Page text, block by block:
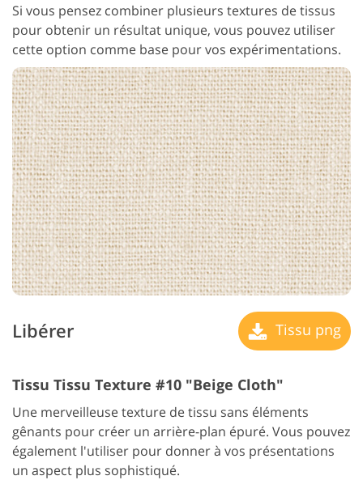
Si vous pensez combiner plusieurs textures de tissus
pour obtenir un résultat unique, vous pouvez utiliser
cette option comme base pour vos expérimentations.
Libérer Tissu png
Tissu Tissu Texture #10 "Beige Cloth"
Une merveilleuse texture de tissu sans éléments
gênants pour créer un arrière-plan épuré. Vous pouvez
également l'utiliser pour donner à vos présentations
un aspect plus sophistiqué.